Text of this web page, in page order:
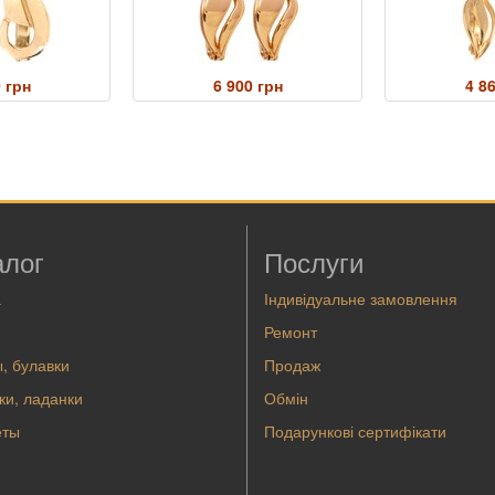
грн 6 900 грн 4
булавки
ладанки
Послуги
Індивідуальне замовлення
Ремонт
Продаж
Обмін
Подарункові сертифікати